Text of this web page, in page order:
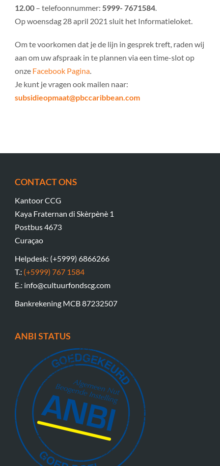
12.00– telefoonnummer: 5999- 7671584.
Op woensdag 28 april 2021 sluit het Informatieloket.
Om te voorkomen dat je de lijn in gesprek treft, raden wij
aan om uw afspraak in te plannen via een time-slot op
onze Facebook Pagina.
Je kunt je vragen ook mailen naar:
subsidieopmaat@pbccaribbean.com
CONTACT ONS
Kantoor CCG
Kaya Fraternan di Skèrpènè 1
Postbus 4673
Curaçao
Helpdesk: (+5999) 6866266
T.: (+5999) 767 1584
E.: info@cultuurfondscg.com
Bankrekening MCB 87232507
ANBI STATUS